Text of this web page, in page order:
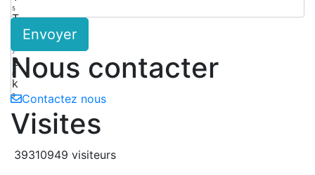
5
T
7
2
8
k
9
Envoyer
Nous contacter
Contactez nous
Visites
39310949 visiteurs